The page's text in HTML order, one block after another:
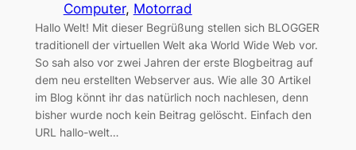
Computer, Motorrad
Hallo Welt! Mit dieser Begrüßung stellen sich BLOGGER
traditionell der virtuellen Welt aka World Wide Web vor.
So sah also vor zwei Jahren der erste Blogbeitrag auf
dem neu erstellten Webserver aus. Wie alle 30 Artikel
im Blog könnt ihr das natürlich noch nachlesen, denn
bisher wurde noch kein Beitrag gelöscht. Einfach den
URL hallo-welt…